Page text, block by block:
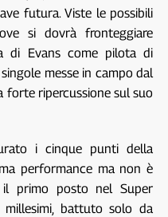
futura. Viste le possibili
si dovrà fronteggiare
di Evans come pilota di
messe in campo dal
forte ripercussione sul suo
i cinque punti della
performance ma non è
il primo posto nel Super
battuto solo da